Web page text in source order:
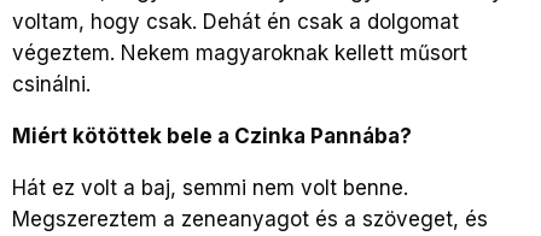
voltam, hogy csak. Dehát én csak a dolgomat
végeztem. Nekem magyaroknak kellett műsort
csinálni.
Miért kötöttek bele a Czinka Pannába?
Hát ez volt a baj, semmi nem volt benne.
Megszereztem a zeneanyagot és a szöveget, és